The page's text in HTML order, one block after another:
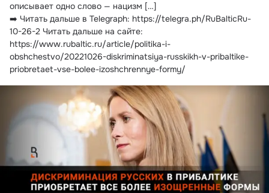
описывает одно слово — нацизм […]
➡️ Читать дальше в Telegraph: https://telegra.ph/RuBalticRu-
10-26-2 Читать дальше на сайте:
https://www.rubaltic.ru/article/politika-i-
obshchestvo/20221026-diskriminatsiya-russkikh-v-pribaltike-
priobretaet-vse-bolee-izoshchrennye-formy/